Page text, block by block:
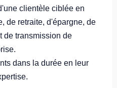
clientèle ciblée en
de retraite, d'épargne, de
de transmission de
dans la durée en leur